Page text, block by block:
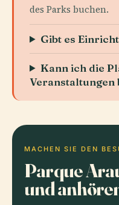
des Parks buchen.
Gibt es
Kann ich die
Veranstaltungen
MACHEN SIE DEN
Parque
und